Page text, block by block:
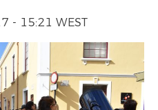
- 15:21 WEST